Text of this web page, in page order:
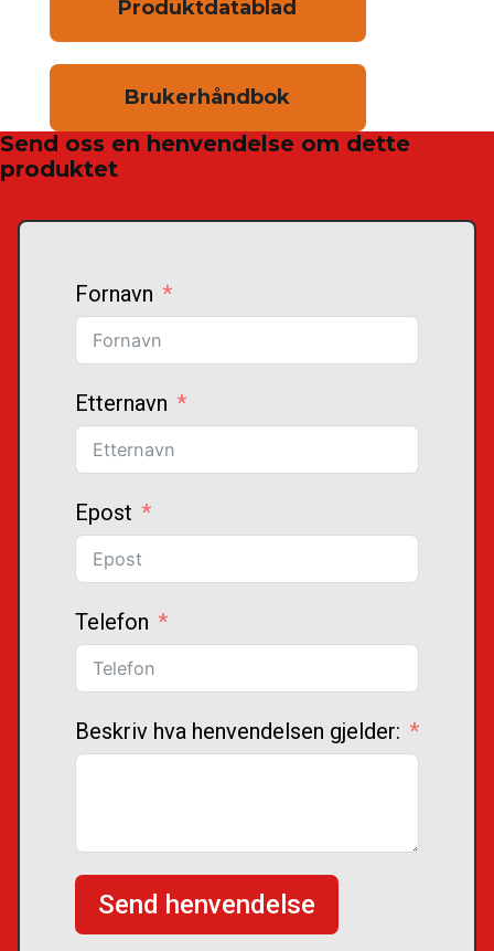
Produktdatablad
Brukerhåndbok
Send oss en henvendelse om dette
produktet
Fornavn
Etternavn
Epost
Telefon
Beskriv hva henvendelsen gjelder:
Send henvendelse